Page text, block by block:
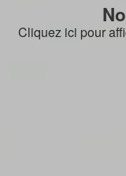
Cliquez ici pour